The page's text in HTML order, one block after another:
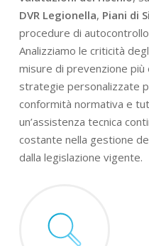
DVR Legionella, Piani di
procedure di
Analizziamo le criticità
misure di prevenzione più
strategie personalizzate
conformità normativa e
un’assistenza tecnica
costante nella gestione
dalla legislazione vigente.